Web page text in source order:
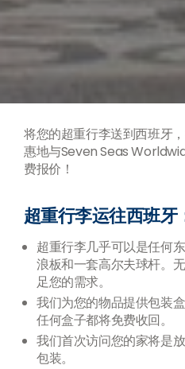
将您的超重行李送到西班牙
惠地与Seven Seas
费报价！
超重行李运往西班牙
超重行李几乎可以是任何
浪板和一套高尔夫球杆。
足您的需求。
我们为您的物品提供包装
任何盒子都将免费收回。
我们首次访问您的家将是
包装。